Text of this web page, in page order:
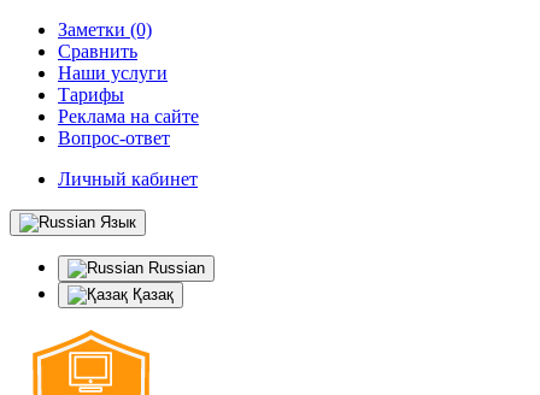
Заметки (0)
Сравнить
Наши услуги
Тарифы
Реклама на сайте
Вопрос-ответ
Личный кабинет
Язык
Russian
Қазақ